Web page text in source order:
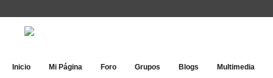
Inicio Mi Página Foro Grupos Blogs Multimedia